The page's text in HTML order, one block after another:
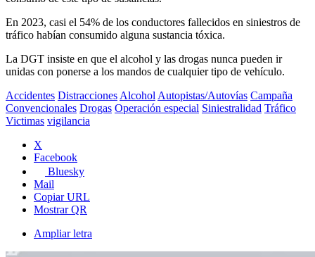
En 2023, casi el 54% de los conductores fallecidos en siniestros de
tráfico habían consumido alguna sustancia tóxica.
La DGT insiste en que el alcohol y las drogas nunca pueden ir
unidas con ponerse a los mandos de cualquier tipo de vehículo.
Accidentes Distracciones Alcohol Autopistas/Autovías Campaña
Convencionales Drogas Operación especial Siniestralidad Tráfico
Victimas vigilancia
X
Facebook
Bluesky
Mail
Copiar URL
Mostrar QR
Ampliar letra